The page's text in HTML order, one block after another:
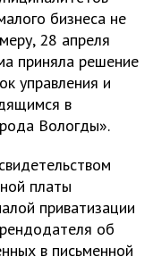
бизнеса не
28 апреля
приняла решение
управления и
в
Вологды».
платы
приватизации
об
в письменной